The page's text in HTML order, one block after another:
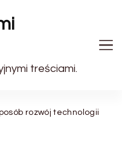
treściami.
rozwój technologii